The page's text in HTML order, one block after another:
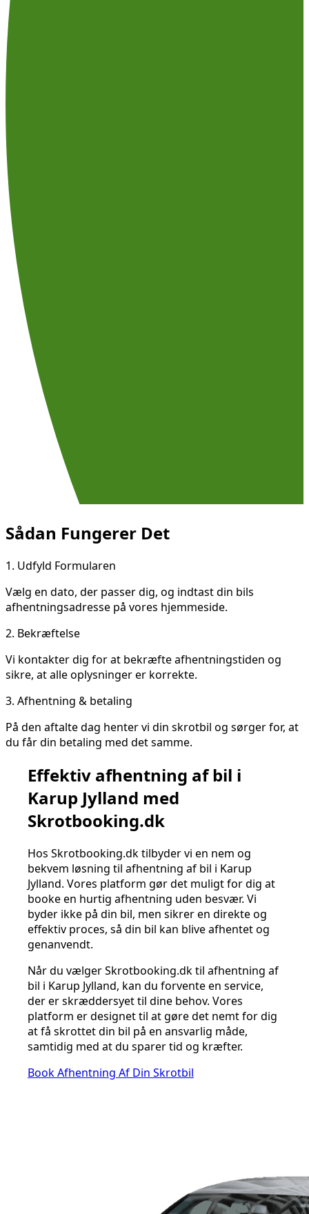
Sådan Fungerer Det
1. Udfyld Formularen
Vælg en dato, der passer dig, og indtast din bils
afhentningsadresse på vores hjemmeside.
2. Bekræftelse
Vi kontakter dig for at bekræfte afhentningstiden og
sikre, at alle oplysninger er korrekte.
3. Afhentning & betaling
På den aftalte dag henter vi din skrotbil og sørger for, at
du får din betaling med det samme.
Effektiv afhentning af bil i
Karup Jylland med
Skrotbooking.dk
Hos Skrotbooking.dk tilbyder vi en nem og
bekvem løsning til afhentning af bil i Karup
Jylland. Vores platform gør det muligt for dig at
booke en hurtig afhentning uden besvær. Vi
byder ikke på din bil, men sikrer en direkte og
effektiv proces, så din bil kan blive afhentet og
genanvendt.
Når du vælger Skrotbooking.dk til afhentning af
bil i Karup Jylland, kan du forvente en service,
der er skræddersyet til dine behov. Vores
platform er designet til at gøre det nemt for dig
at få skrottet din bil på en ansvarlig måde,
samtidig med at du sparer tid og kræfter.
Book Afhentning Af Din Skrotbil